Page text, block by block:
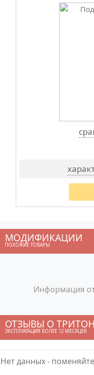
МОДИФИКАЦИИ
ПОХОЖИЕ ТОВАРЫ
Информация
ОТЗЫВЫ О
ЭКСПЛУАТАЦИЯ БОЛЕЕ 12 МЕСЯЦЕВ
Нет данных -